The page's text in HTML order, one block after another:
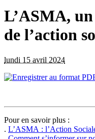
L’ASMA,
de l’action
lundi 15 avril 2024
Pour en savoir plus :
. L’ASMA : l’Action